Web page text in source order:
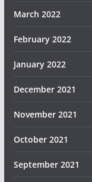
March 2022
February 2022
January 2022
December 2021
November 2021
October 2021
September 2021